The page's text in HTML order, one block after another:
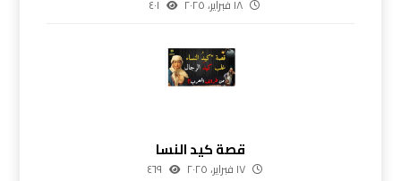
١٨ فبراير، ٢٠٢٥ ٤٠١
قصة كيد النسا
١٧ فبراير، ٢٠٢٥ ٤٦٩